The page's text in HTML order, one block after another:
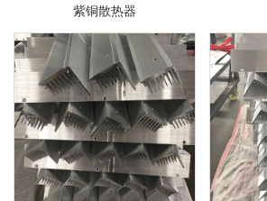
紫铜散热器